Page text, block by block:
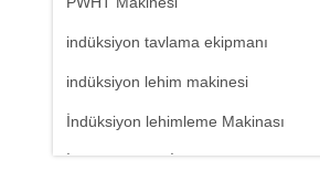
indüksiyon tavlama ekipmanı
indüksiyon lehim makinesi
İndüksiyon lehimleme Makinası
İndüksiyon Isıl İşlem Ekipmanları